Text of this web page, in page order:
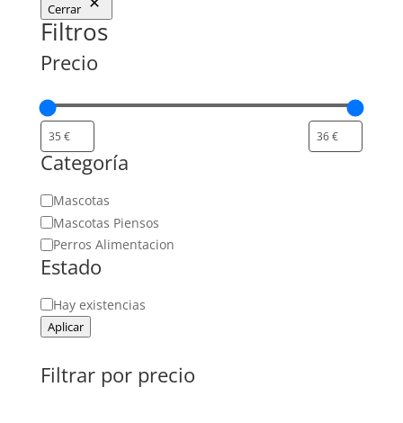
Cerrar
Filtros
Precio
Categoría
Categoría
Mascotas
Mascotas Piensos
Perros Alimentacion
Estado
Estado
Hay existencias
Aplicar
Filtrar por precio